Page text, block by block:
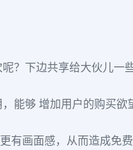
？下边共享给大伙儿一
能够 增加用户的购买欲
有画面感，从而造成免费